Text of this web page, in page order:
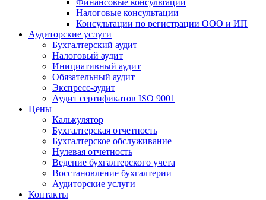
Финансовые консультации
Налоговые консультации
Консультации по регистрации ООО и ИП
Аудиторские услуги
Бухгалтерский аудит
Налоговый аудит
Инициативный аудит
Обязательный аудит
Экспресс-аудит
Аудит сертификатов ISO 9001
Цены
Калькулятор
Бухгалтерская отчетность
Бухгалтерское обслуживание
Нулевая отчетность
Ведение бухгалтерского учета
Восстановление бухгалтерии
Аудиторские услуги
Контакты